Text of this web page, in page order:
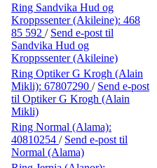
Ring Sandvika Hud og
Kroppssenter (Akileine): 468
85 592 / Send e-post til
Sandvika Hud og
Kroppssenter (Akileine)
Ring Optiker G Krogh (Alain
Mikli): 67807290 / Send e-post
til Optiker G Krogh (Alain
Mikli)
Ring Normal (Alama):
40810254 / Send e-post til
Normal (Alama)